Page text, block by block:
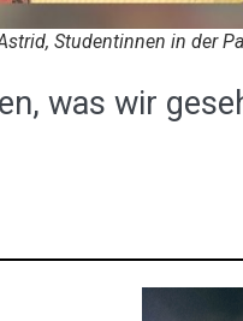
Studentinnen in der
was wir